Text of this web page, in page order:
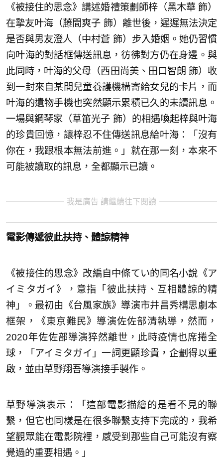
《被接住的思念》講述婚禮策劃師梓（黑木華 飾）
在摯友叶海（藤間爽子 飾）離世後，遲遲無法決定
是否與男友澄人（中村蒼 飾）步入婚姻。她仍習慣
向叶海的對話框傳送訊息，彷彿對方仍在身邊。與
此同時，叶海的父母（西田尚美、田口智朗 飾）收
到一封來自某間兒童養護機構寄給女兒的卡片，而
叶海的遺物手機也突然顯示累積已久的未讀訊息。
一場與鋼琴家（草笛光子 飾）的相遇喚起梓與叶海
的珍貴回憶，讓梓忍不住傳送訊息給叶海：「沒有
你在，我跟根本無法前進。」就在那一刻，本來不
可能被讀取的訊息，全都顯示已讀。
我是廣告 請繼續往下閱讀
電影傳遞彼此扶持、體諒精神
《被接住的思念》改編自中條てい的同名小說《ア
イミタガイ》，意指「彼此扶持、互相體諒的精
神」。最初由《台風家族》導演市井昌秀構思劇本
框架，《東京難民》導演佐佐部清執導，然而，
2020年佐佐部導演猝然離世，此時疫情也席捲全
球，「アイミタガイ」一詞更顯珍貴，企劃得以重
啟，並由草野翔吾導演接手製作。
草野導演表示：「這部電影描繪的是看不見的聯
繫，但它也同樣是在很多聯繫支持下完成的，我希
望觀眾能在電影院裡，感受到那些自己可能沒有察
覺過的重要相遇。」